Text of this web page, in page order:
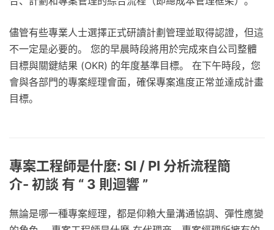
儘管有些專業人士選擇正式研讀計劃管理並取得認證，但這
不一定是必要的。 您的早晨時段將用於完成來自公司整體
目標與關鍵結果 (OKR) 的年度基準目標。 在下午時段，您
會與各部門的專案經理會面，確保專案進度正常並達成計畫
目標。
專案工程師是什麼: SI / PI 分析流程簡
介- 初談 有 “ 3 則迴響 ”
無論是哪一種專案經理，都是仰賴大量溝通協調、彈性應變